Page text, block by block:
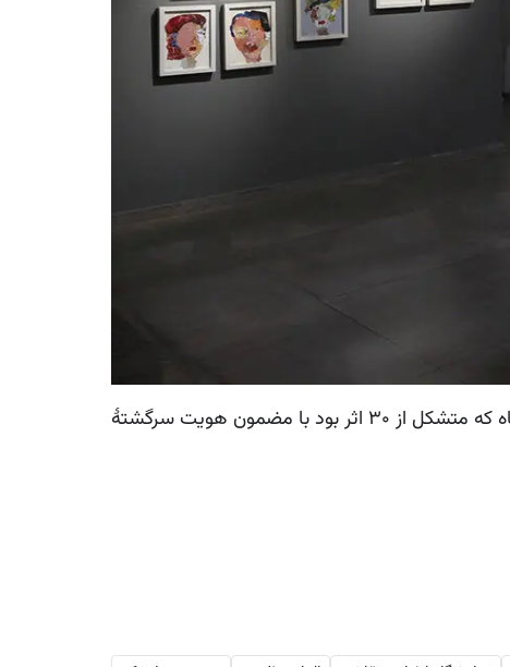
گالری مژده در تاریخ 24 الی 31 خرداد ماه 1398 میزبان نخستین نمایشگاه انفرادی الهام عظیمی بود. این نمایشگاه که متشکل از 30 اثر بود با مضمون هویت سرگشتۀ